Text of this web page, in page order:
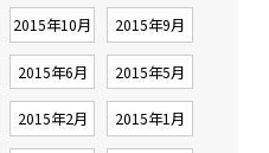
2015年10月 2015年9月
2015年6月 2015年5月
2015年2月 2015年1月